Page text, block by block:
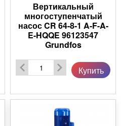
Вертикальный
многоступенчатый
насос CR 64-8-1 A-F-A-
E-HQQE 96123547
Grundfos
Купить